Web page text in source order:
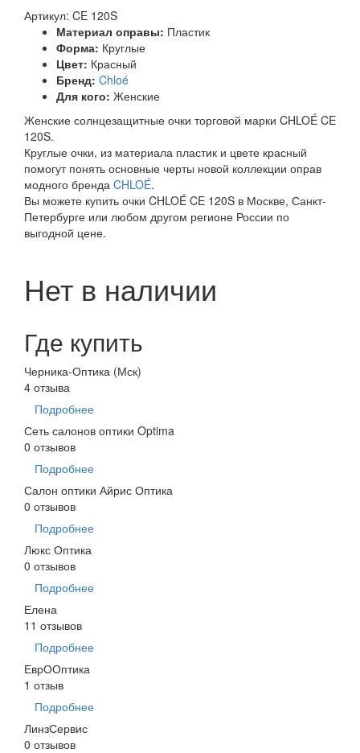
Артикул: CE 120S
Материал оправы: Пластик
Форма: Круглые
Цвет: Красный
Бренд: Chloé
Для кого: Женские
Женские солнцезащитные очки торговой марки CHLOÉ CE
120S.
Круглые очки, из материала пластик и цвете красный
помогут понять основные черты новой коллекции оправ
модного бренда CHLOÉ.
Вы можете купить очки CHLOÉ CE 120S в Москве, Санкт-
Петербурге или любом другом регионе России по
выгодной цене.
Нет в наличии
Где купить
Черника-Оптика (Мск)
4 отзыва
Подробнее
Сеть салонов оптики Optima
0 отзывов
Подробнее
Салон оптики Айрис Оптика
0 отзывов
Подробнее
Люкс Оптика
0 отзывов
Подробнее
Елена
11 отзывов
Подробнее
ЕврООптика
1 отзыв
Подробнее
ЛинзСервис
0 отзывов